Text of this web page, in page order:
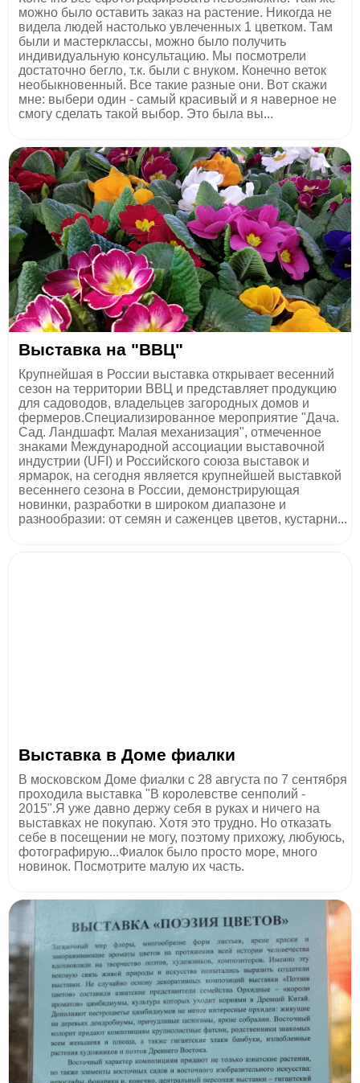
можно было оставить заказ на растение. Никогда не
видела людей настолько увлеченных 1 цветком. Там
были и мастерклассы, можно было получить
индивидуальную консультацию. Мы посмотрели
достаточно бегло, т.к. были с внуком. Конечно веток
необыкновенный. Все такие разные они. Вот скажи
мне: выбери один - самый красивый и я наверное не
смогу сделать такой выбор. Это была вы...
Выставка на "ВВЦ"
Крупнейшая в России выставка открывает весенний
сезон на территории ВВЦ и представляет продукцию
для садоводов, владельцев загородных домов и
фермеров.Специализированное мероприятие "Дача.
Сад. Ландшафт. Малая механизация", отмеченное
знаками Международной ассоциации выставочной
индустрии (UFI) и Российского союза выставок и
ярмарок, на сегодня является крупнейшей выставкой
весеннего сезона в России, демонстрирующая
новинки, разработки в широком диапазоне и
разнообразии: от семян и саженцев цветов, кустарни...
Выставка в Доме фиалки
В московском Доме фиалки с 28 августа по 7 сентября
проходила выставка "В королевстве сенполий -
2015".Я уже давно держу себя в руках и ничего на
выставках не покупаю. Хотя это трудно. Но отказать
себе в посещении не могу, поэтому прихожу, любуюсь,
фотографирую...Фиалок было просто море, много
новинок. Посмотрите малую их часть.